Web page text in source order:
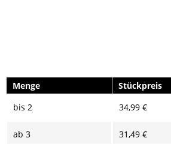
Menge
Stückpreis
bis 2 34,99 €
ab 3 31,49 €